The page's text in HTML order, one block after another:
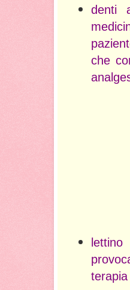
denti
che